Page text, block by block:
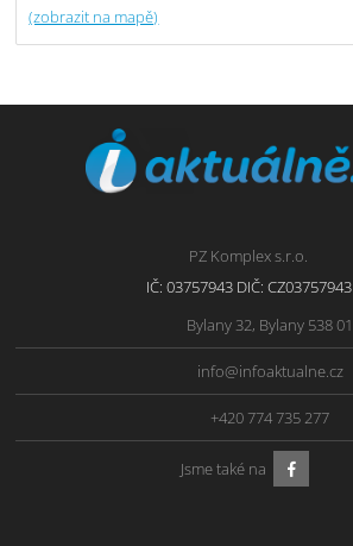
(zobrazit na mapě)
PZ Komplex s.r.o.
IČ: 03757943 DIČ: CZ03757943
Bylany 32, Bylany 538 01
info@infoaktualne.cz
+420 774 735 277
Jsme také na